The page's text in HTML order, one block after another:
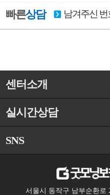
빠른상담 남겨주신
센터소개
실시간상담
SNS
서울시 동작구 남부순환로